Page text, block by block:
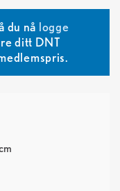
du nå logge
ditt DNT